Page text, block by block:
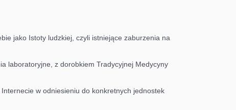
jako Istoty ludzkiej, czyli istniejące zaburzenia na
laboratoryjne, z dorobkiem Tradycyjnej Medycyny
w odniesieniu do konkretnych jednostek